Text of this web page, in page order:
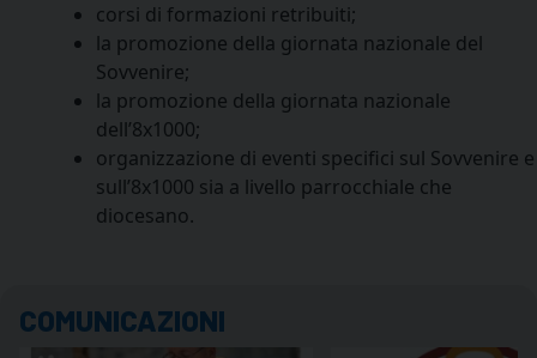
corsi di formazioni retribuiti;
la promozione della giornata nazionale del
Sovvenire;
la promozione della giornata nazionale
dell’8x1000;
organizzazione di eventi specifici sul Sovvenire e
sull’8x1000 sia a livello parrocchiale che
diocesano.
COMUNICAZIONI